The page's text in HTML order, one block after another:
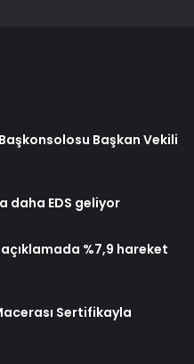
Başkan Vekili
daha EDS geliyor
%7,9 hareket
Sertifikayla